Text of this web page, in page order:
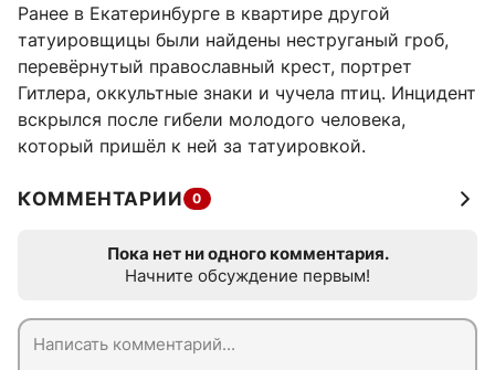
Ранее в Екатеринбурге в квартире другой
татуировщицы были найдены неструганый гроб,
перевёрнутый православный крест, портрет
Гитлера, оккультные знаки и чучела птиц. Инцидент
вскрылся после гибели молодого человека,
который пришёл к ней за татуировкой.
КОММЕНТАРИИ 0
Пока нет ни одного комментария.
Начните обсуждение первым!